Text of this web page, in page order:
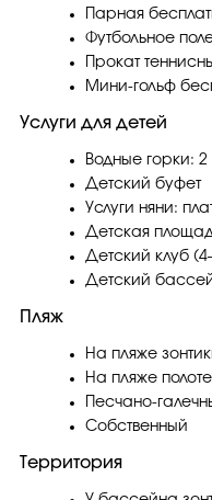
Парная
Футбольное
Прокат
Мини-гольф
Услуги для детей
Водные горки: 2
Детский буфет
Услуги няни:
Детская
Детский клуб
Детский
Пляж
На пляже
На пляже
Песчано-
Собственный
Территория